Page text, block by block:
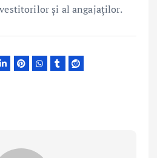
și al angajaților.